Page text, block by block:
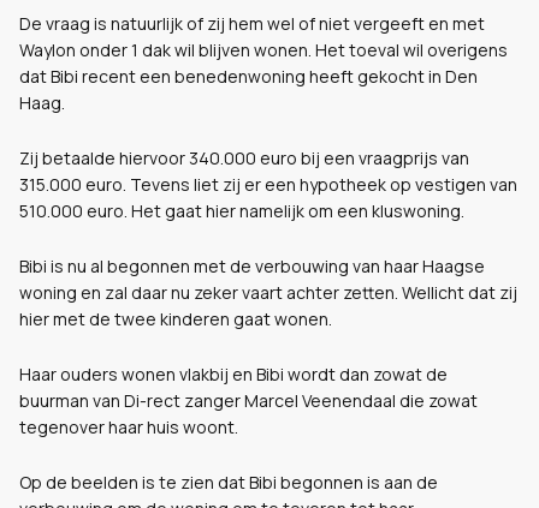
De vraag is natuurlijk of zij hem wel of niet vergeeft en met
Waylon onder 1 dak wil blijven wonen. Het toeval wil overigens
dat Bibi recent een benedenwoning heeft gekocht in Den
Haag.
Zij betaalde hiervoor 340.000 euro bij een vraagprijs van
315.000 euro. Tevens liet zij er een hypotheek op vestigen van
510.000 euro. Het gaat hier namelijk om een kluswoning.
Bibi is nu al begonnen met de verbouwing van haar Haagse
woning en zal daar nu zeker vaart achter zetten. Wellicht dat zij
hier met de twee kinderen gaat wonen.
Haar ouders wonen vlakbij en Bibi wordt dan zowat de
buurman van Di-rect zanger Marcel Veenendaal die zowat
tegenover haar huis woont.
Op de beelden is te zien dat Bibi begonnen is aan de